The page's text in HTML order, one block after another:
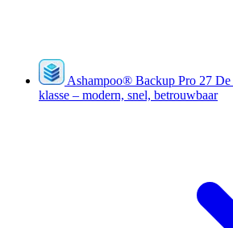
Ashampoo® Backup Pro 27 De
klasse – modern, snel, betrouwbaar